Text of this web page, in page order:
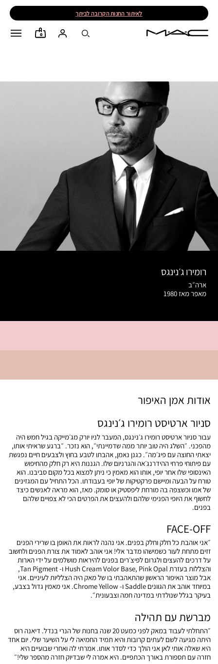
לאיתור החנות הקרובה לביתך
0
רומירו ג׳נינגס
ארה״ב
מאפר מאז 1980
אודות אמן האיפור
סניור ארטיסט רומירו ג׳נינגס
עבור סניור ארטיסט רומירו ג׳נינגס, המעבר לניו יורק מג׳מייקה בגיל חמש היה
מהפכני. ״השלג היה טוב יותר ממה שדמיינתי״, הוא נזכר. ״ברגע שראיתי אותו,
יצאתי החוצה עם פיג׳מה״. כגנן נאמן, אהבתו לטבע בחוץ ולצבעים חיים נפגשת
עם פיתוחי פרחי ההידרנג׳אה והגרניום שלו. הגננות היא רק חלק מהחיפוש
האינסופי שלו אחר יופי, אותו הוא מאמין כי ניתן למצוא בכל מקום סביבנו. הוא
טורח על הבעה ומיישם פרקטיקות של יופי בעבודתו. הכל התחיל עם המגזינים
של אמו וכשצפה בה מורחת ליפסטיק או סומק. מאז, הוא מראה לאנשים כיצד
לחשוף את היופי הפנימי שלהם ולהעצים את הפרטים הכי לא צפויים שלהם
בפנים.
FACE-OFF
״אני אוהבת כל חלק וחלק בפנים. אני נהנה לראות את האופן בו שרירי הפנים
זזים מתחת לעור כשמישהו מדבר אלי! אני אוהב לאמוד את צורת הפנים ולחשוב
על דרכים להעצים ולגרום לפיצ׳רים בפנים להיראות מושלמים על ידי הארות
והצללות בעזרת Hush Cream Volor Base, Pink Opal ו- Tan Pigment,
אבל מוצר האיפור הראשון שהתאהבתי בו של מאק היה הצלליות לעיניים. אני
במיוחד אוהב את הגוונים Saddle ו- Chrome Yellow. אני מאמין גדול בצבע,
בעיקר בגלל שנולדתי במדינה חמה וצבעונית״.
מברשת עם תהילה
״התחלתי לעבוד במאק לפני כמעט 20 שנה בחנות של הנרי בנדל. דיאנה רוס
היתה מגיעה לשם לעתים קרובות והיא תמיד החמיאה לי על השיער שלי. יום אחד
היא שאלה אותי לאן אני הולך כדי לסדר אותו. אמרתי לה ואחרי שבועיים היא
חזרה עם תספורת באורך הכתפיים. היא אמרה לי שבדיוק חזרה מהספר שלי!״